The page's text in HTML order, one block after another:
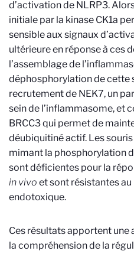
d’activation de NLRP3.
initiale par la kinase CK1a
sensible aux signaux
ultérieure en réponse à ces
l’assemblage de
déphosphorylation de cette
recrutement de NEK7, un
sein de l’inflammasome, et
BRCC3 qui permet de
déubiquitiné actif. Les
mimant la phosphorylation
sont déficientes pour la
in vivo et sont résistantes
endotoxique.
Ces résultats apportent une
la compréhension de la